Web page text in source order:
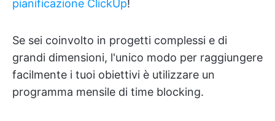
pianificazione ClickUp!
Se sei coinvolto in progetti complessi e di
grandi dimensioni, l'unico modo per raggiungere
facilmente i tuoi obiettivi è utilizzare un
programma mensile di time blocking.